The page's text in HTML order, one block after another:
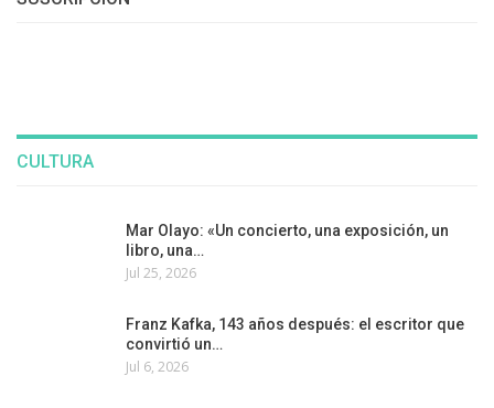
CULTURA
Mar Olayo: «Un concierto, una exposición, un
libro, una…
Jul 25, 2026
Franz Kafka, 143 años después: el escritor que
convirtió un…
Jul 6, 2026